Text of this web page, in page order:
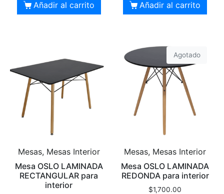
Añadir al carrito Añadir al carrito
Mesas, Mesas Interior
Mesa OSLO LAMINADA
RECTANGULAR para
interior
Agotado
Mesas, Mesas Interior
Mesa OSLO LAMINADA
REDONDA para interior
$1,700.00